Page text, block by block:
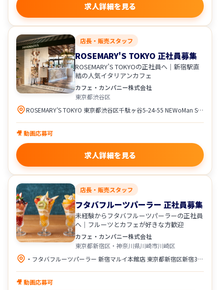
求人詳細を見る
店長・販売スタッフ
ROSEMARY'S TOKYO 正社員募集
ROSEMARY’S TOKYOの正社員へ｜新宿駅直
結の人気イタリアンカフェ
カフェ・カンパニー株式会社
東京都渋谷区
ROSEMARY’S TOKYO 東京都渋谷区千駄ヶ谷5-24-55 NEWoMan SHINJUKU 6F アクセス ・JR各線「新宿駅」ミライナタワー改札・甲州街道改札・新南改札方面より直結 ・都営新宿線、都営大江戸線、京王新線「新宿駅」より徒歩5分 ・東京メトロ副都心線「新宿三丁目駅」より徒歩3分 ・地下1階地下鉄口直結
🎥 動画応募可
求人詳細を見る
店長・販売スタッフ
フタバフルーツパーラー 正社員募集
未経験からフタバフルーツパーラーの正社員
へ｜フルーツとカフェが好きな方歓迎
カフェ・カンパニー株式会社
東京都新宿区・神奈川県川崎市川崎区
・フタバフルーツパーラー 新宿マルイ本館店 東京都新宿区新宿3-30-13 新宿マルイ本館5F ★アクセス ・東京メトロ丸ノ内線「新宿三丁目駅」徒歩1分 ・東京メトロ副都心線「新宿三丁目駅」徒歩2分 ・都営新宿線「新宿三丁目駅」徒歩2分 ・各線「新宿駅」徒歩5分 ・フタバフルーツパーラー アトレ川崎店 神奈川県川崎市川崎区駅前本町26-1 アトレ川崎4F ★アクセス ・JR「川崎駅」直結 ・京急「京急川崎駅」徒歩圏内 配属は、希望や通勤を考慮して決定します。
🎥 動画応募可